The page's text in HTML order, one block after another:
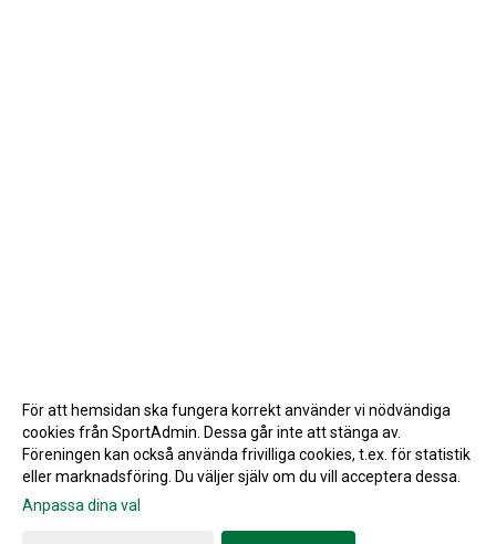
Gå till Webbversion
För att hemsidan ska fungera korrekt använder vi nödvändiga
cookies från SportAdmin. Dessa går inte att stänga av.
Föreningen kan också använda frivilliga cookies, t.ex. för statistik
eller marknadsföring. Du väljer själv om du vill acceptera dessa.
Anpassa dina val